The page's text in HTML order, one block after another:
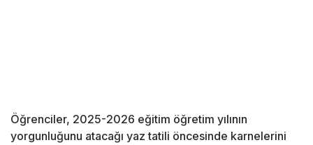
Öğrenciler, 2025-2026 eğitim öğretim yılının
yorgunluğunu atacağı yaz tatili öncesinde karnelerini